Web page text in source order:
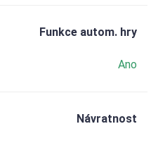
Funkce autom. hry
Ano
Návratnost